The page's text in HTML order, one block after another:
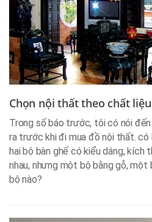
Chọn nội thất theo chất liệu
Trong số báo trước, tôi có nói
ra trước khi đi mua đồ nội thất.
hai bộ bàn ghế có kiểu dáng,
nhau, nhưng một bộ bằng gỗ,
bộ nào?